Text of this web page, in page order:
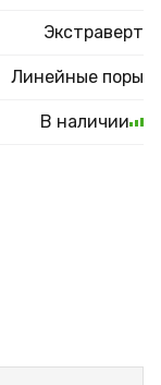
Экстраверт
Линейные поры
В наличии